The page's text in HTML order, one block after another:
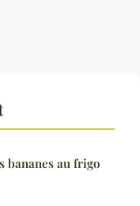
bananes au frigo